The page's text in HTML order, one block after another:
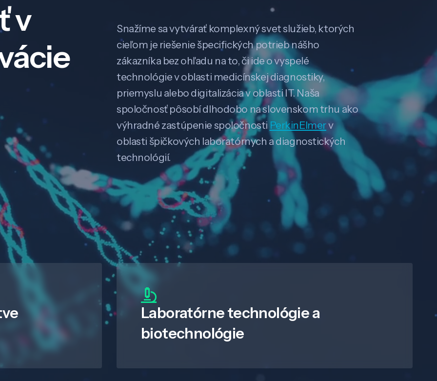
v
Snažíme sa vytvárať komplexný svet služieb, ktorých
cieľom je riešenie špecifických potrieb nášho
zákazníka bez ohľadu na to, či ide o vyspelé
technológie v oblasti medicínskej diagnostiky,
priemyslu alebo digitalizácia v oblasti IT. Naša
spoločnosť pôsobí dlhodobo na slovenskom trhu ako
výhradné zastúpenie spoločnosti PerkinElmerv
oblasti špičkových laboratórnych a diagnostických
technológií.
Laboratórne technológie a
biotechnológie